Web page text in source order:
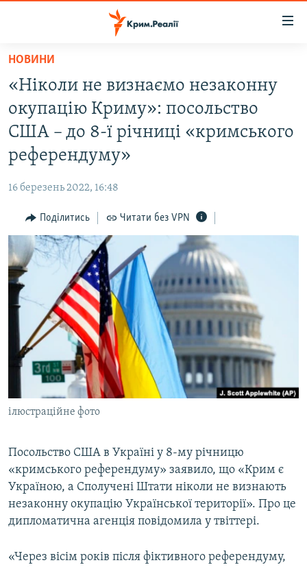
Перейти
основного
матеріалу
Перейти
до
основної
Перейти
пошуку
ВІДЕО ТА ФОТО
ПОЛІТИКА
ПОГЛЯД
ІНТЕРВ'Ю
ВСЕ ЗА ДЕНЬ
СПЕЦПРОЕКТИ
ДЕПОРТАЦІЯ
ВІДЕОУРОКИ «ELIFBE»
СВІДЧЕННЯ ОКУПАЦІЇ
УКРАЇНСЬКА ПРОБЛЕМА КРИМУ
ІНФОГРАФІКА
ЯК ОБІЙТИ БЛОКУВАННЯ
Русский
Qırımtatar
ДОЛУЧАЙСЯ!
Усі сайти RFE/RL
НОВИНИ
«Ніколи не визнаємо незаконну
окупацію Криму»: посольство
США – до 8-ї річниці «кримського
референдуму»
16 березень 2022, 16:48
Поділитись Читати без VPN
ілюстраційне фото
Посольство США в Україні у 8-му річницю
«кримського референдуму» заявило, що «Крим є
Україною, а Сполучені Штати ніколи не визнають
незаконну окупацію Української території». Про це
дипломатична агенція повідомила у твіттері.
«Через вісім років після фіктивного референдуму,